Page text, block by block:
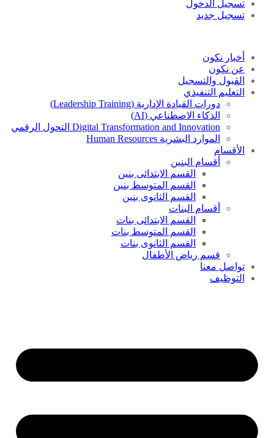
تسجيل الدخول
تسجيل جديد
أخبار نكون
عن نكون
القبول والتسجيل
التعليم التنفيذي
دورات القيادة الإدارية (Leadership Training)
الذكاء الاصطناعي (AI)
Digital Transformation and Innovation التحول الرقمي
الموارد البشرية Human Resources
الأقسام
أقسام البنين
القسم الابتدائى بنين
القسم المتوسط بنين
القسم الثانوى بنين
أقسام البنات
القسم الابتدائى بنات
القسم المتوسط بنات
القسم الثانوى بنات
قسم رياض الأطفال
تواصل معنا
التوظيف